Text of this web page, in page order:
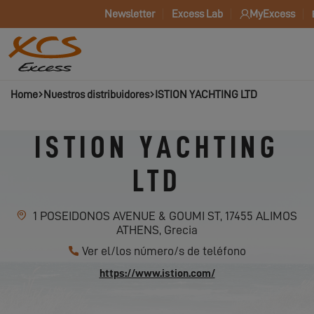
Newsletter Excess Lab MyExcess
Home Nuestros distribuidores ISTION YACHTING LTD
ISTION YACHTING
LTD
1 POSEIDONOS AVENUE & GOUMI ST, 17455 ALIMOS
ATHENS, Grecia
Ver el/los número/s de teléfono
https://www.istion.com/